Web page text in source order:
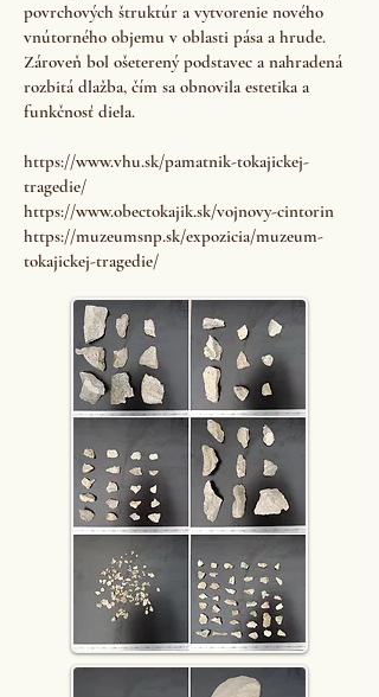
povrchových štruktúr a vytvorenie nového
vnútorného objemu v oblasti pása a hrude.
Zároveň bol ošeterený podstavec a nahradená
rozbitá dlažba, čím sa obnovila estetika a
funkčnosť diela.
https://www.vhu.sk/pamatnik-tokajickej-
tragedie/
https://www.obectokajik.sk/vojnovy-cintorin
https://muzeumsnp.sk/expozicia/muzeum-
tokajickej-tragedie/